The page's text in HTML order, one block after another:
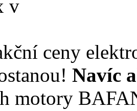
ceny
Navíc
motory